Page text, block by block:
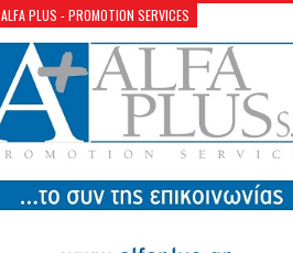
ALFA PLUS - PROMOTION SERVICES